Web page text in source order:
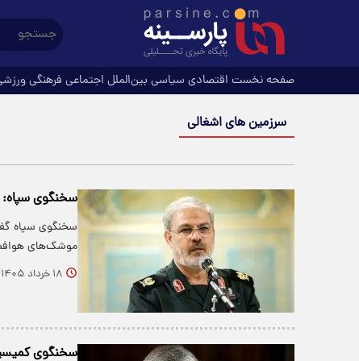
صفحه نخست اقتصادی سیاسی بین‌الملل اجتماعی فرهنگی
سرزمین های اشغالی
سخنگوی سپاه:
سخنگوی سپاه
موشک‌های
۱۸ خرداد ۱۴۰۵
سخنگوی